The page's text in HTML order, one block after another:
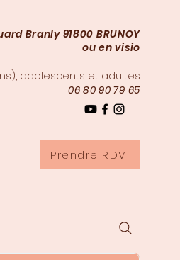
Branly 91800 BRUNOY
ou en visio
adolescents et adultes
06 80 90 79 65
Prendre RDV